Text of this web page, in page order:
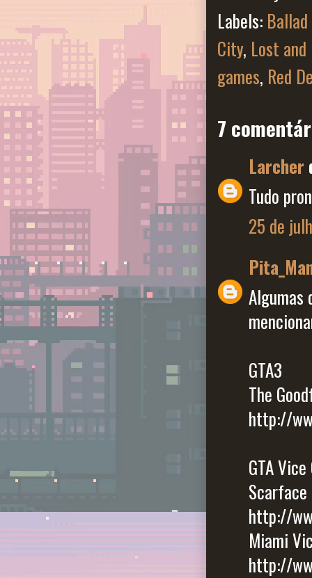
Labels:
City, Lost and
games, Red
7
Larcher
Tudo
25 de
Algumas
GTA3
The
http://
GTA
http://
Miami
http://